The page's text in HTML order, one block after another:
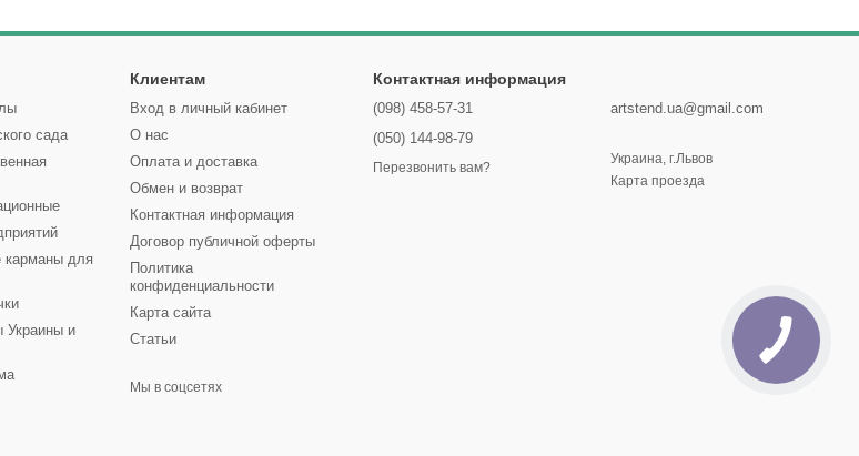
сада
карманы для
Украины и
Клиентам
Вход в личный кабинет
О нас
Оплата и доставка
Обмен и возврат
Контактная информация
Договор публичной оферты
Политика
конфиденциальности
Карта сайта
Статьи
Мы в соцсетях
Контактная информация
(098) 458-57-31
(050) 144-98-79
Перезвонить вам?
artstend.ua@gmail.com
Украина, г.Львов
Карта проезда